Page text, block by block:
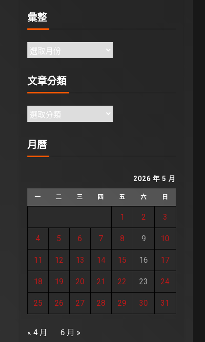
彙整
文章分類
月曆
2026 年 5 月
一 二 三 四 五 六 日
1 2 3
4 5 6 7 8 9 10
11 12 13 14 15 16 17
18 19 20 21 22 23 24
25 26 27 28 29 30 31
« 4 月 6 月 »